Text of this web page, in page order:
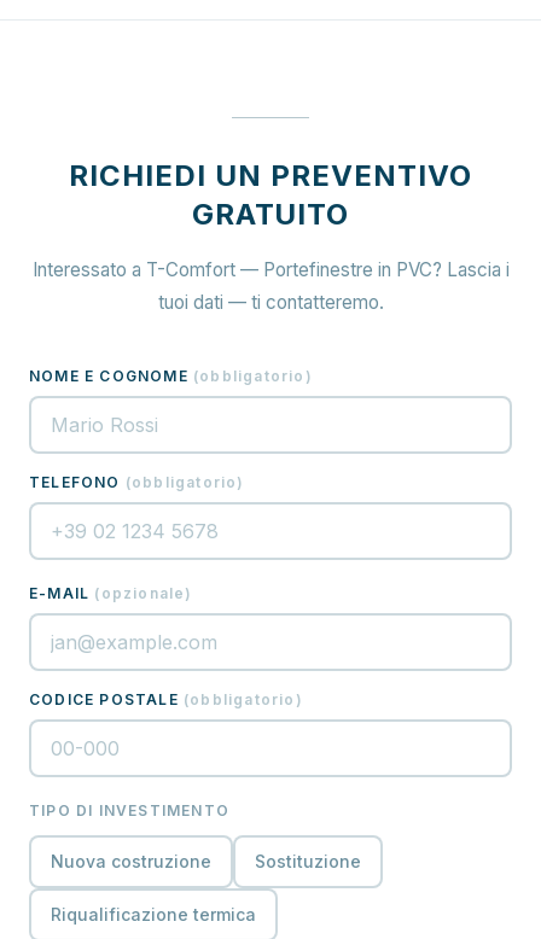
RICHIEDI UN PREVENTIVO
GRATUITO
Interessato a T-Comfort — Portefinestre in PVC? Lascia i
tuoi dati — ti contatteremo.
NOME E COGNOME (obbligatorio )
TELEFONO (obbligatorio )
E-MAIL ( opzionale )
CODICE POSTALE (obbligatorio )
TIPO DI INVESTIMENTO
Nuova costruzione Sostituzione
Riqualificazione termica